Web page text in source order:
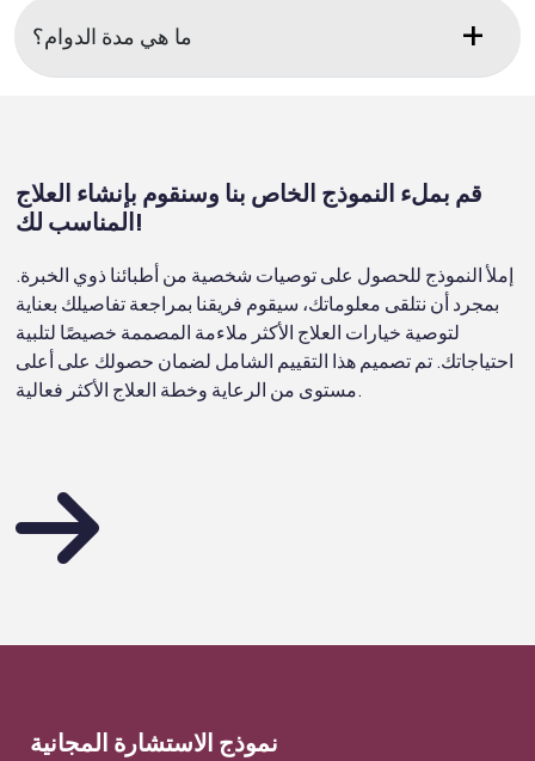
ما هي مدة الدوام؟
قم بملء النموذج الخاص بنا وسنقوم بإنشاء العلاج
المناسب لك!
إملأ النموذج للحصول على توصيات شخصية من أطبائنا ذوي الخبرة.
بمجرد أن نتلقى معلوماتك، سيقوم فريقنا بمراجعة تفاصيلك بعناية
لتوصية خيارات العلاج الأكثر ملاءمة المصممة خصيصًا لتلبية
احتياجاتك. تم تصميم هذا التقييم الشامل لضمان حصولك على أعلى
مستوى من الرعاية وخطة العلاج الأكثر فعالية.
نموذج الاستشارة المجانية